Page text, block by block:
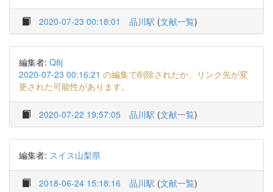
2020-07-23 00:18:01 品川駅 (文献一覧)
編集者: Q8j
2020-07-23 00:16:21 の編集で削除されたか、リンク先が変
更された可能性があります。
2020-07-22 19:57:05 品川駅 (文献一覧)
編集者: スイス山梨県
2018-06-24 15:18:16 品川駅 (文献一覧)